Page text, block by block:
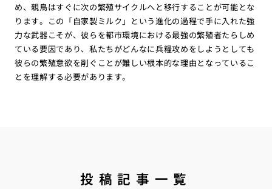
め、親鳥はすぐに次の繁殖サイクルへと移行することが可能とな
ります。この「自家製ミルク」という進化の過程で手に入れた強
力な武器こそが、彼らを都市環境における最強の繁殖者たらしめ
ている要因であり、私たちがどんなに兵糧攻めをしようとしても
彼らの繁殖意欲を削ぐことが難しい根本的な理由となっているこ
とを理解する必要があります。
投稿記事一覧